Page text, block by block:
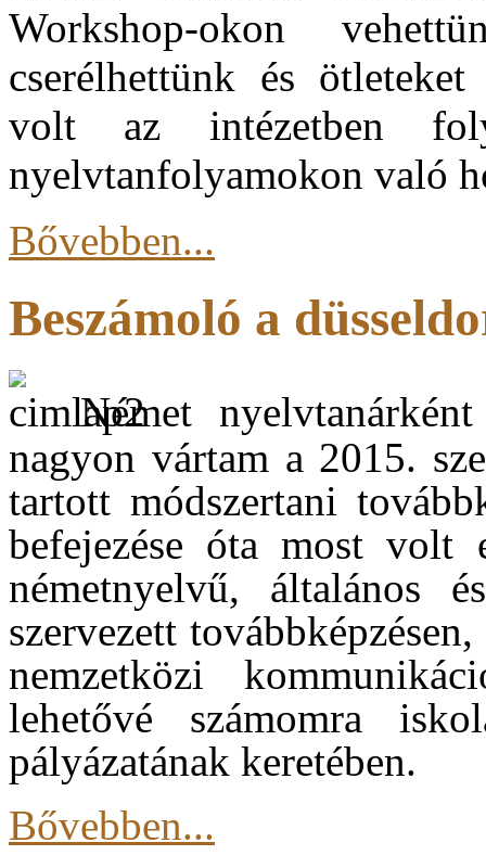
Workshop-okon
cserélhettünk és
volt az intézetben
nyelvtanfolyamokon való
Bővebben...
Beszámoló a
Német
nagyon vártam a 2015.
tartott módszertani
befejezése óta most volt
németnyelvű, általános
szervezett
nemzetközi
lehetővé számomra
pályázatának keretében.
Bővebben...